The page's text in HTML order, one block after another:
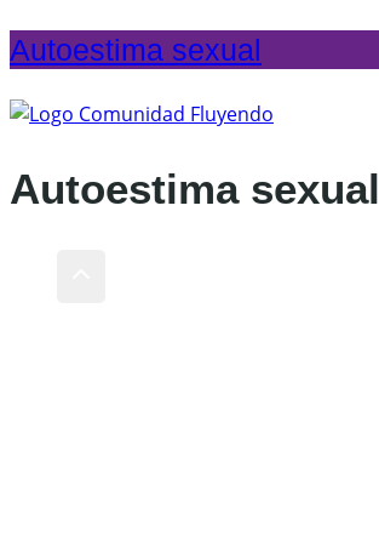
Autoestima sexual
Autoestima sexual